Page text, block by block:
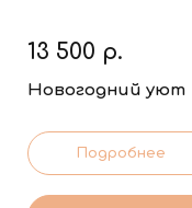
13 500 р.
Новогодний уют
Подробнее